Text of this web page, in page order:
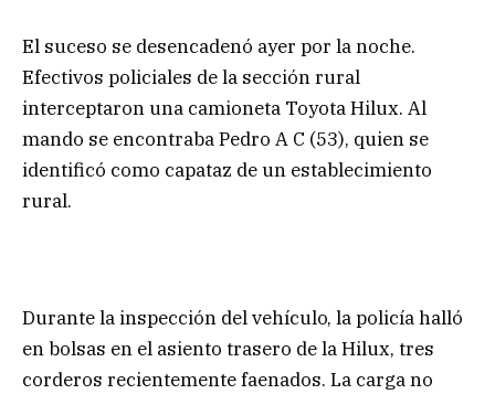
El suceso se desencadenó ayer por la noche.
Efectivos policiales de la sección rural
interceptaron una camioneta Toyota Hilux. Al
mando se encontraba Pedro A C (53), quien se
identificó como capataz de un establecimiento
rural.
Durante la inspección del vehículo, la policía halló
en bolsas en el asiento trasero de la Hilux, tres
corderos recientemente faenados. La carga no